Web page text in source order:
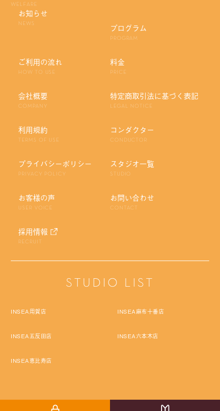
コンダクター
CONDUCTOR
会社概要
COMPANY
プログラム
PROGRAM
スタジオ一覧
STUDIO
利用規約
TERMS OF USE
料金
PRICE
お知らせ
NEWS
プライバシーポリシー
PRIVACY POLICY
特定商取引法に基づく表記
LEGAL NOTICE
ご利用の流れ
HOW TO USE
お客様の声
USER VOICE
お問い合わせ
CONTACT
採用情報
RECRUIT
WELFARE
STUDIO LIST
INSEA用賀店 INSEA麻布十番店
INSEA五反田店 INSEA六本木店
INSEA恵比寿店
Copyright © Pro Labo Holdings Co.,Ltd. All rights reserved.